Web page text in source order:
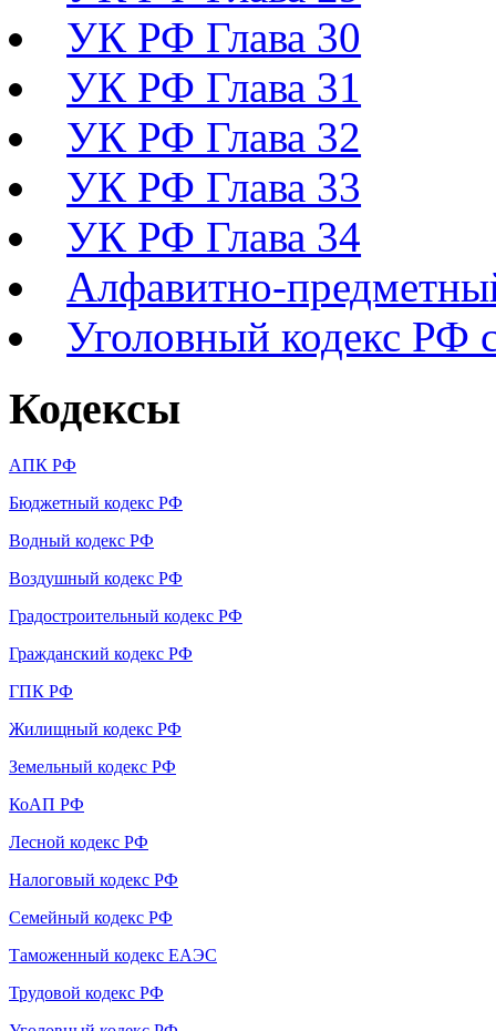
УК РФ Глава 30
УК РФ Глава 31
УК РФ Глава 32
УК РФ Глава 33
УК РФ Глава 34
Алфавитно-
Уголовный кодекс РФ
Кодексы
АПК РФ
Бюджетный кодекс РФ
Водный кодекс РФ
Воздушный кодекс РФ
Градостроительный кодекс РФ
Гражданский кодекс РФ
ГПК РФ
Жилищный кодекс РФ
Земельный кодекс РФ
КоАП РФ
Лесной кодекс РФ
Налоговый кодекс РФ
Семейный кодекс РФ
Таможенный кодекс ЕАЭС
Трудовой кодекс РФ